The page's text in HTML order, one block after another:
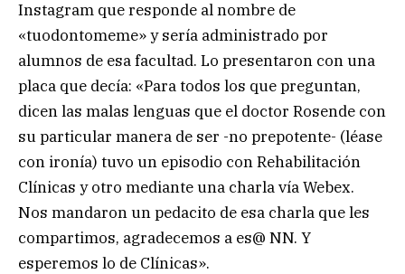
Instagram que responde al nombre de
«tuodontomeme» y sería administrado por
alumnos de esa facultad. Lo presentaron con una
placa que decía: «Para todos los que preguntan,
dicen las malas lenguas que el doctor Rosende con
su particular manera de ser -no prepotente- (léase
con ironía) tuvo un episodio con Rehabilitación
Clínicas y otro mediante una charla vía Webex.
Nos mandaron un pedacito de esa charla que les
compartimos, agradecemos a es@ NN. Y
esperemos lo de Clínicas».